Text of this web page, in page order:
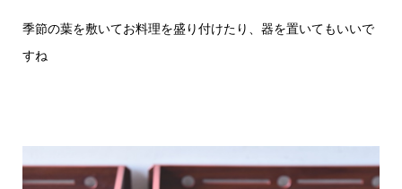
季節の葉を敷いてお料理を盛り付けたり、器を置いてもいいで
すね